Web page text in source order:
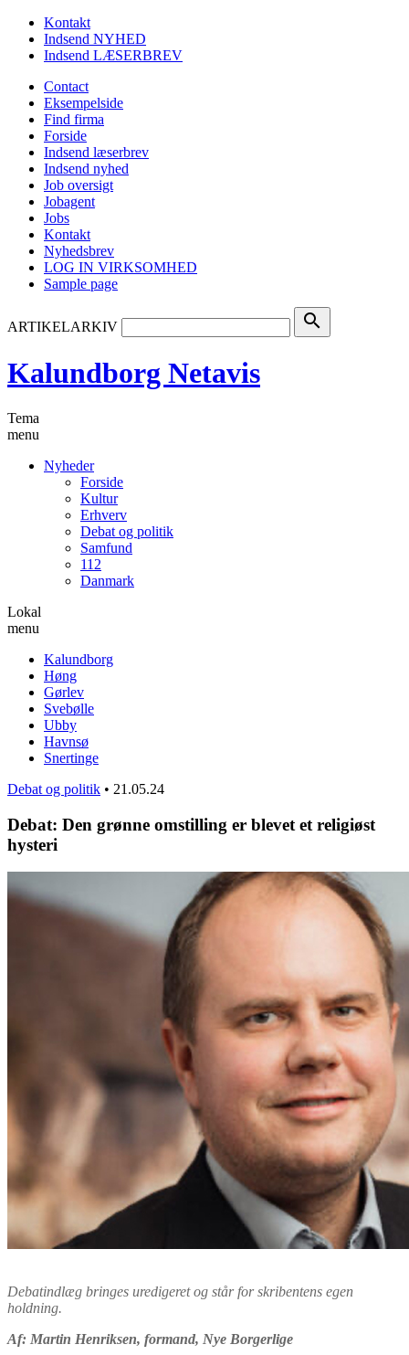
Kontakt
Indsend NYHED
Indsend LÆSERBREV
Contact
Eksempelside
Find firma
Forside
Indsend læserbrev
Indsend nyhed
Job oversigt
Jobagent
Jobs
Kontakt
Nyhedsbrev
LOG IN VIRKSOMHED
Sample page
ARTIKELARKIV search
Kalundborg Netavis
Tema
menu
Nyheder
Forside
Kultur
Erhverv
Debat og politik
Samfund
112
Danmark
Lokal
menu
Kalundborg
Høng
Gørlev
Svebølle
Ubby
Havnsø
Snertinge
Debat og politik • 21.05.24
Debat: Den grønne omstilling er blevet et religiøst
hysteri
Debatindlæg bringes uredigeret og står for skribentens egen
holdning.
Af: Martin Henriksen, formand, Nye Borgerlige